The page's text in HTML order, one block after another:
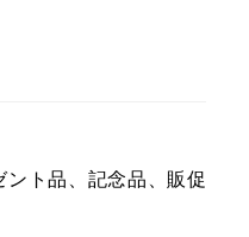
ト品、記念品、販促